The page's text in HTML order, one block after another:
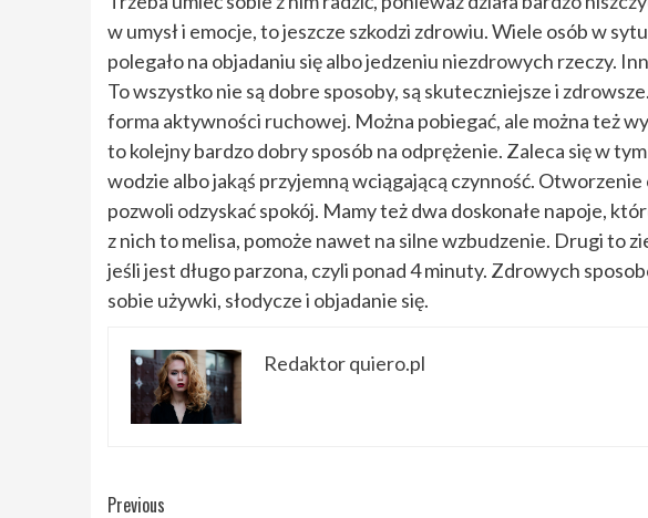
w umysł i emocje, to jeszcze szkodzi zdrowiu. Wiele osób w
polegało na objadaniu się albo jedzeniu niezdrowych rzeczy.
To wszystko nie są dobre sposoby, są skuteczniejsze i
forma aktywności ruchowej. Można pobiegać, ale można też
to kolejny bardzo dobry sposób na odprężenie. Zaleca się w
wodzie albo jakąś przyjemną wciągającą czynność. Otworzenie
pozwoli odzyskać spokój. Mamy też dwa doskonałe napoje,
z nich to melisa, pomoże nawet na silne wzbudzenie. Drugi to
jeśli jest długo parzona, czyli ponad 4 minuty. Zdrowych
sobie używki, słodycze i objadanie się.
Redaktor quiero.pl
Previous